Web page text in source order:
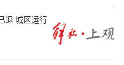
退 城区运行